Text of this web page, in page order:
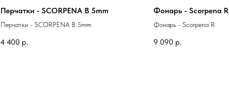
Перчатки - SCORPENA B 5mm
Перчатки - SCORPENA B 5mm
4 400 р.
Фонарь - Scorpena R
Фонарь - Scorpena R
9 090 р.